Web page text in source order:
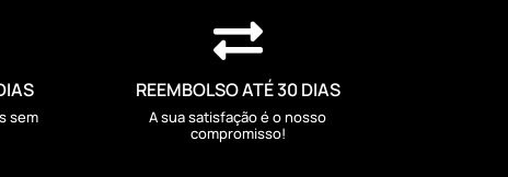
sem

REEMBOLSO ATÉ 30 DIAS
A sua satisfação é o nosso
compromisso!